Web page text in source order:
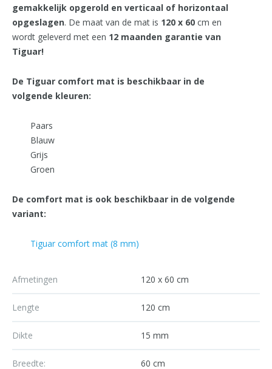
gemakkelijk opgerold en verticaal of horizontaal
opgeslagen. De maat van de mat is 120 x 60 cm en
wordt geleverd met een 12 maanden garantie van
Tiguar!
De Tiguar comfort mat is beschikbaar in de
volgende kleuren:
Paars
Blauw
Grijs
Groen
De comfort mat is ook beschikbaar in de volgende
variant:
Tiguar comfort mat (8 mm)
Afmetingen 120 x 60 cm
Lengte 120 cm
Dikte 15 mm
Breedte: 60 cm